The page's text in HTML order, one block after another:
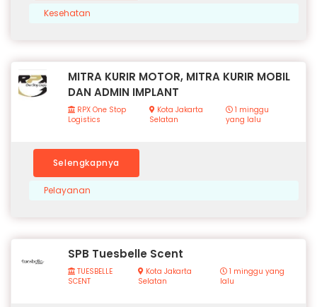
Kesehatan
MITRA KURIR MOTOR, MITRA KURIR MOBIL
DAN ADMIN IMPLANT
RPX One Stop
Logistics
Kota Jakarta
Selatan
1 minggu
yang lalu
Selengkapnya
Pelayanan
SPB Tuesbelle Scent
TUESBELLE
SCENT
Kota Jakarta
Selatan
1 minggu yang
lalu